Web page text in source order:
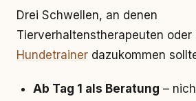
Drei Schwellen, an denen
Tierverhaltenstherapeuten oder
Hundetrainer dazukommen
Ab Tag 1 als Beratung –